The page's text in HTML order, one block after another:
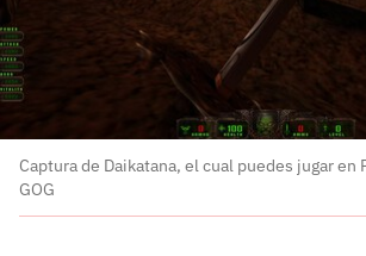
Captura de Daikatana, el cual puedes jugar en
GOG